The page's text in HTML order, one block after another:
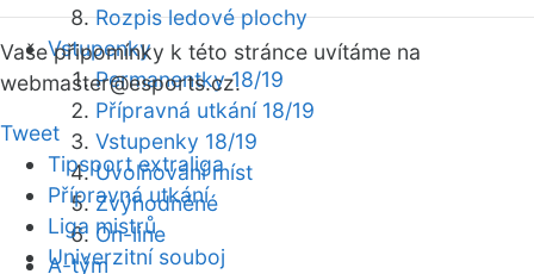
Rozpis ledové plochy
Vstupenky
Permanentky 18/19
Přípravná utkání 18/19
Vstupenky 18/19
Uvolňování míst
Zvýhodněné
On-line
A-tým
Vaše připomínky k této stránce uvítáme na
webmaster@esports.cz.
Tweet
Tipsport extraliga
Přípravná utkání
Liga mistrů
Univerzitní souboj